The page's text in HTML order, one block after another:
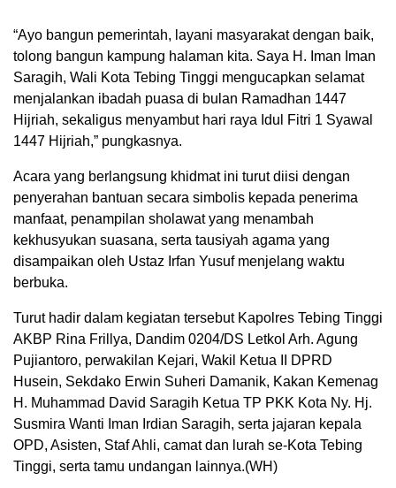
“Ayo bangun pemerintah, layani masyarakat dengan baik,
tolong bangun kampung halaman kita. Saya H. Iman Iman
Saragih, Wali Kota Tebing Tinggi mengucapkan selamat
menjalankan ibadah puasa di bulan Ramadhan 1447
Hijriah, sekaligus menyambut hari raya Idul Fitri 1 Syawal
1447 Hijriah,” pungkasnya.
Acara yang berlangsung khidmat ini turut diisi dengan
penyerahan bantuan secara simbolis kepada penerima
manfaat, penampilan sholawat yang menambah
kekhusyukan suasana, serta tausiyah agama yang
disampaikan oleh Ustaz Irfan Yusuf menjelang waktu
berbuka.
Turut hadir dalam kegiatan tersebut Kapolres Tebing Tinggi
AKBP Rina Frillya, Dandim 0204/DS Letkol Arh. Agung
Pujiantoro, perwakilan Kejari, Wakil Ketua II DPRD
Husein, Sekdako Erwin Suheri Damanik, Kakan Kemenag
H. Muhammad David Saragih Ketua TP PKK Kota Ny. Hj.
Susmira Wanti Iman Irdian Saragih, serta jajaran kepala
OPD, Asisten, Staf Ahli, camat dan lurah se-Kota Tebing
Tinggi, serta tamu undangan lainnya.(WH)